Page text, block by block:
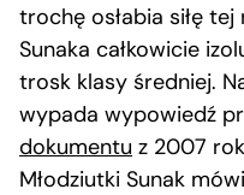
trochę osłabia siłę
Sunaka całkowicie
trosk klasy średniej.
wypada wypowiedź
dokumentu z 2007
Młodziutki Sunak